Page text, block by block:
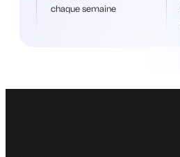
chaque semaine